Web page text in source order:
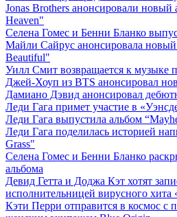
Jonas Brothers анонсировали
Heaven"
Селена Гомес и Бенни Бланко
Майли Сайрус анонсировала
Beautiful"
Уилл Смит возвращается к музыке
Джей-Хоуп из BTS анонсировал
Дамиано Дэвид анонсировал
Леди Гага примет участие в
Леди Гага выпустила альбом
Леди Гага поделилась историей
Grass"
Селена Гомес и Бенни Бланко
альбома
Девид Гетта и Доджа Кэт хотят
исполнительницей вирусного хита
Кэти Перри отправится в космос с